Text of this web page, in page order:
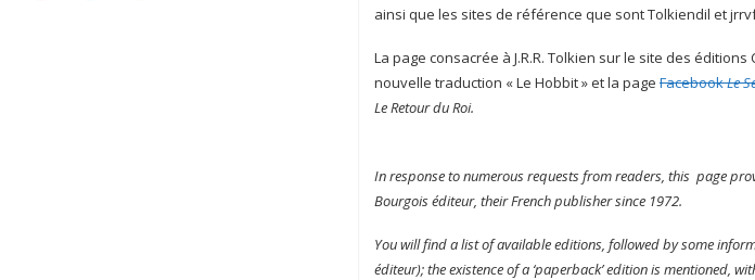
ainsi que les sites de référence que sont Tolkiendil et
La page consacrée à J.R.R. Tolkien sur le site des
nouvelle traduction « Le Hobbit » et la page FacebookLe
Le Retour du Roi.
In response to numerous requests from readers, this page
Bourgois éditeur, their French publisher since 1972.
You will find a list of available editions, followed by some
éditeur); the existence of a ‘paperback’ edition is mentioned,